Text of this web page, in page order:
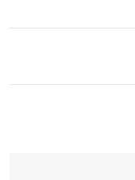
التي ارتبطت
خاصة، حيث يحرص